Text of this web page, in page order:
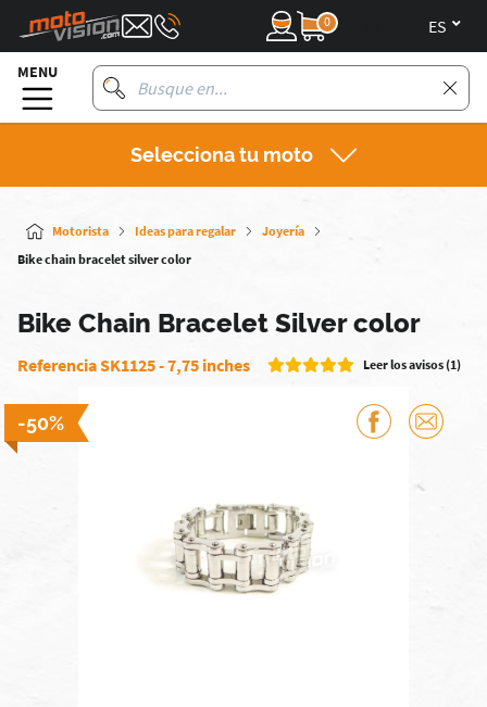
0
MENU
Selecciona tu moto
Motorista Ideas para regalar
Joyería
Bike chain bracelet silver color
Bike Chain Bracelet Silver color
Referencia SK1125 - 7,75 inches Leer los avisos (1)
-50%